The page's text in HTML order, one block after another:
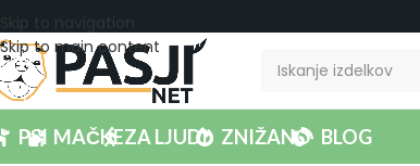
Skip to navigation
Skip to main content
PSI MAČKEZA LJUDI ZNIŽANO BLOG